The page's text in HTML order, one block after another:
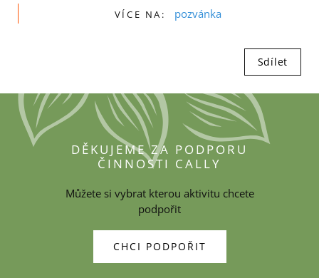
VÍCE NA: pozvánka
Sdílet
DĚKUJEME ZA PODPORU
ČINNOSTI CALLY
Můžete si vybrat kterou aktivitu chcete
podpořit
CHCI PODPOŘIT